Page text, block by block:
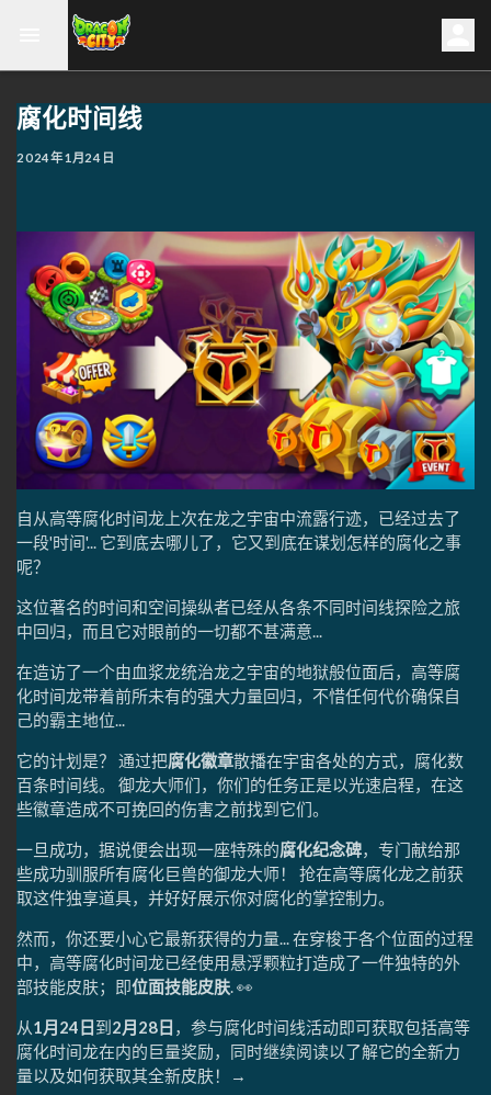
腐化时间线
2024年1月24日
自从高等腐化时间龙上次在龙之宇宙中流露行迹，已经过去了
一段'时间'... 它到底去哪儿了，它又到底在谋划怎样的腐化之事
呢？
这位著名的时间和空间操纵者已经从各条不同时间线探险之旅
中回归，而且它对眼前的一切都不甚满意...
在造访了一个由血浆龙统治龙之宇宙的地狱般位面后，高等腐
化时间龙带着前所未有的强大力量回归，不惜任何代价确保自
己的霸主地位...
它的计划是？ 通过把腐化徽章散播在宇宙各处的方式，腐化数
百条时间线。 御龙大师们，你们的任务正是以光速启程，在这
些徽章造成不可挽回的伤害之前找到它们。
一旦成功，据说便会出现一座特殊的腐化纪念碑，专门献给那
些成功驯服所有腐化巨兽的御龙大师！ 抢在高等腐化龙之前获
取这件独享道具，并好好展示你对腐化的掌控制力。
然而，你还要小心它最新获得的力量... 在穿梭于各个位面的过程
中，高等腐化时间龙已经使用悬浮颗粒打造成了一件独特的外
部技能皮肤；即位面技能皮肤. 👀
从1月24日到2月28日 ，参与腐化时间线活动即可获取包括高等
腐化时间龙在内的巨量奖励，同时继续阅读以了解它的全新力
量以及如何获取其全新皮肤！→